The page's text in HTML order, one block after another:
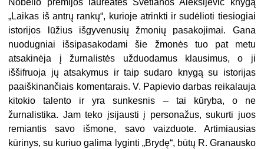
Nobelio premijos laureatės Svetlanos Aleksijevič knygą
„Laikas iš antrų rankų“, kurioje atrinkti ir sudėlioti tiesiogiai
istorijos lūžius išgyvenusių žmonių pasakojimai. Gana
nuodugniai išsipasakodami šie žmonės tuo pat metu
atsakinėja į žurnalistės užduodamus klausimus, o ji
iššifruoja jų atsakymus ir taip sudaro knygą su istorijas
paaiškinančiais komentarais. V. Papievio darbas reikalauja
kitokio talento ir yra sunkesnis – tai kūryba, o ne
žurnalistika. Jam teko įsijausti į personažus, sukurti juos
remiantis savo išmone, savo vaizduote. Artimiausias
kūrinys, su kuriuo galima lyginti „Brydę“, būtų R. Granausko